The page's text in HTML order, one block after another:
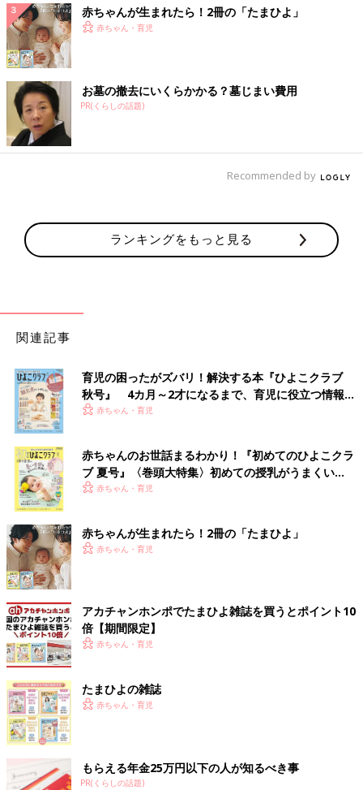
赤ちゃんが生まれたら！2冊の「たまひよ」
赤ちゃん・育児
お墓の撤去にいくらかかる？墓じまい費用
PR(くらしの話題)
Recommended by
ランキングをもっと見る
関連記事
育児の困ったがズバリ！解決する本『ひよこクラブ
秋号』 4カ月～2才になるまで、育児に役立つ情報が
いっぱい！
赤ちゃん・育児
赤ちゃんのお世話まるわかり！『初めてのひよこクラ
ブ 夏号』〈巻頭大特集〉初めての授乳がうまくい
く！ おっぱい・ミルクの基本と夏のトラブル 解決テ
赤ちゃん・育児
赤ちゃんが生まれたら！2冊の「たまひよ」
赤ちゃん・育児
アカチャンホンポでたまひよ雑誌を買うとポイント10
倍【期間限定】
赤ちゃん・育児
たまひよの雑誌
赤ちゃん・育児
もらえる年金25万円以下の人が知るべき事
PR(くらしの話題)